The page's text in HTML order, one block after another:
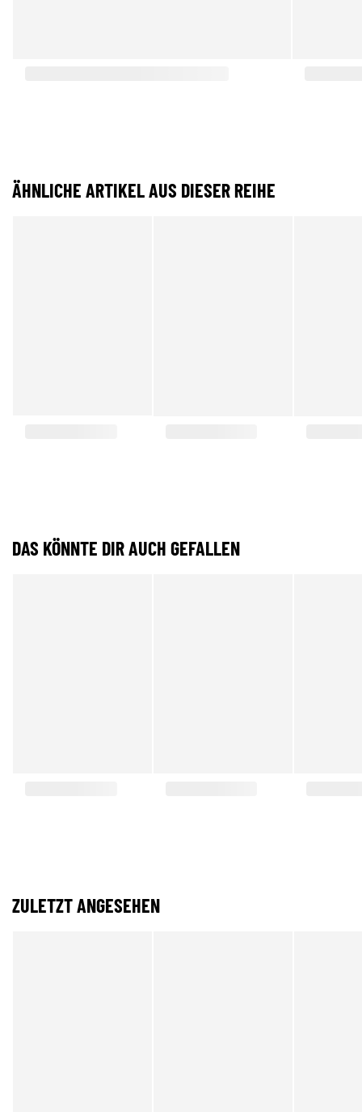
ÄHNLICHE ARTIKEL AUS DIESER REIHE
DAS KÖNNTE DIR AUCH GEFALLEN
ZULETZT ANGESEHEN